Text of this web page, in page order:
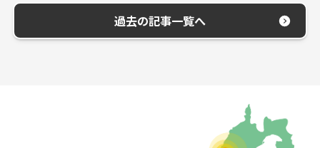
過去の記事一覧へ